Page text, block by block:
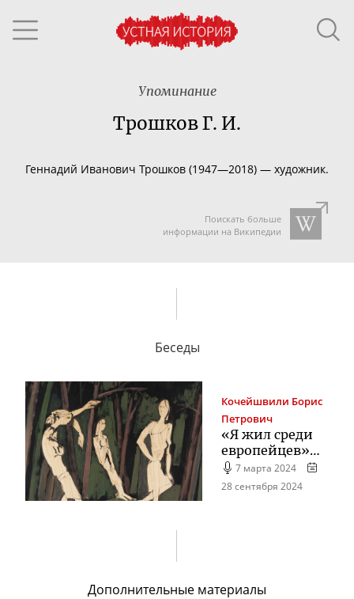
Упоминание
Трошков Г. И.
Геннадий Иванович Трошков (1947—2018) — художник.
Поискать больше
информации на Википедии
Беседы
Кочейшвили Борис
Петрович
«Я жил среди
европейцев»…
7 марта 2024
28 сентября 2024
Дополнительные материалы